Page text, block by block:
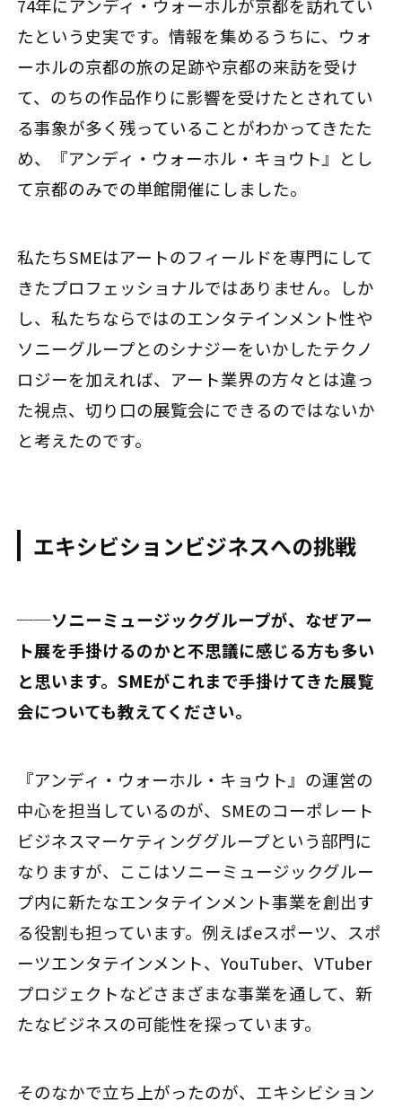
74年にアンディ・ウォーホルが京都を訪れてい
たという史実です。情報を集めるうちに、ウォ
ーホルの京都の旅の足跡や京都の来訪を受け
て、のちの作品作りに影響を受けたとされてい
る事象が多く残っていることがわかってきたた
め、『アンディ・ウォーホル・キョウト』とし
て京都のみでの単館開催にしました。
私たちSMEはアートのフィールドを専門にして
きたプロフェッショナルではありません。しか
し、私たちならではのエンタテインメント性や
ソニーグループとのシナジーをいかしたテクノ
ロジーを加えれば、アート業界の方々とは違っ
た視点、切り口の展覧会にできるのではないか
と考えたのです。
エキシビションビジネスへの挑戦
──ソニーミュージックグループが、なぜアー
ト展を手掛けるのかと不思議に感じる方も多い
と思います。SMEがこれまで手掛けてきた展覧
会についても教えてください。
『アンディ・ウォーホル・キョウト』の運営の
中心を担当しているのが、SMEのコーポレート
ビジネスマーケティンググループという部門に
なりますが、ここはソニーミュージックグルー
プ内に新たなエンタテインメント事業を創出す
る役割も担っています。例えばeスポーツ、スポ
ーツエンタテインメント、YouTuber、VTuber
プロジェクトなどさまざまな事業を通して、新
たなビジネスの可能性を探っています。
そのなかで立ち上がったのが、エキシビション